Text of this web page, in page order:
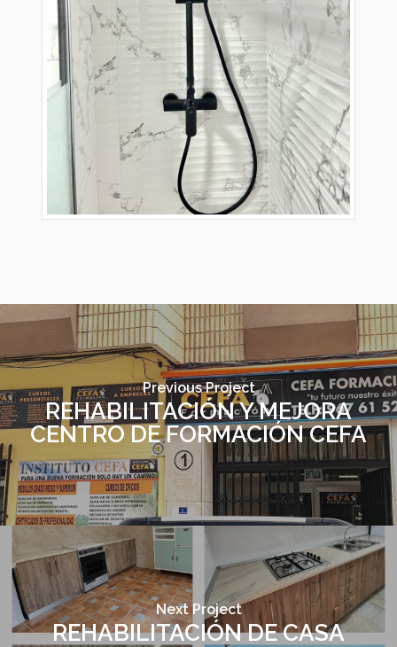
Previous Project
REHABILITACIÓN Y MEJORA
CENTRO DE FORMACIÓN CEFA
Next Project
REHABILITACIÓN DE CASA